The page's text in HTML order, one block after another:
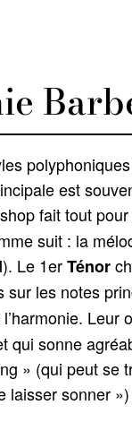
est
fait tout pour
suit : la
). Le 1erTénor
sur les notes
Leur
qui sonne
» (qui peut se
laisser sonner